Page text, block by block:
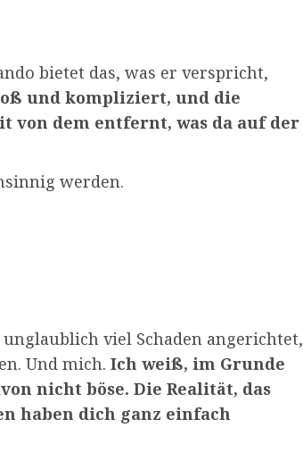
bietet das, was er verspricht,
und kompliziert, und die
von dem entfernt, was da auf der
werden.
viel Schaden angerichtet,
Und mich. Ich weiß, im Grunde
nicht böse. Die Realität, das
haben dich ganz einfach